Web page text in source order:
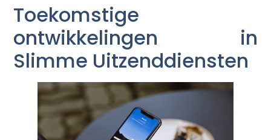
Toekomstige
ontwikkelingen in
Slimme Uitzenddiensten